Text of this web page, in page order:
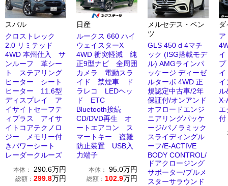
スバル
クロストレック
2.0 リミテッド
4WD 本州仕入 サ
ンルーフ 革シー
ト ステアリング
ヒーター シート
ヒーター 11.6型
ディスプレイ ア
イサイトセーフテ
ィプラス アイサ
イトコアテクノロ
ジー メモリー付
きパワーシート
レーダークルーズ
本体： 290.6万円
総額： 299.8万円
日産
ルークス 660 ハイ
ウェイスターX
4WD 衝突軽減 純
正9型ナビ 全周囲
カメラ 電動スラ
イド 禁煙車 ド
ラレコ LEDヘッ
ド ETC
Bluetooth接続
CD/DVD再生 オ
ートエアコン ス
マートキー 盗難
防止装置 USB入
力端子
本体： 95.0万円
総額： 102.9万円
メルセデス・ベン
ツ
GLS 450 d 4マチ
ック (ISG搭載モデ
ル) AMGラインパ
ッケージ ディーゼ
ルターボ 4WD 正
規認定中古車/2年
保証付/オンアンド
オフロードエンジ
ニアリングパッケ
ージ/パノラミック
スライディングル
ーフ/E-ACTIVE
BODY CONTROL/
ドアクロージング
サポーター/ブルメ
スターサラウンド
ア
イ
プ
イ
イ
X-
エ
付